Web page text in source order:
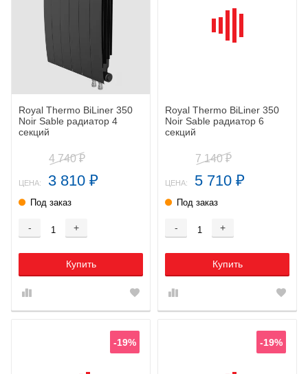
Royal Thermo BiLiner 350
Noir Sable радиатор 4
секций
4 740₽
ЦЕНА: 3 810 ₽
Под заказ
- +
Купить
Royal Thermo BiLiner 350
Noir Sable радиатор 6
секций
7 140₽
ЦЕНА: 5 710 ₽
Под заказ
- +
Купить
-19% -19%